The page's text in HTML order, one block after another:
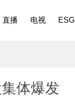
直播 电视 ESG
体爆发